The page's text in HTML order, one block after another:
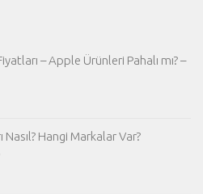
– Apple Ürünleri Pahalı mı? –
Hangi Markalar Var?